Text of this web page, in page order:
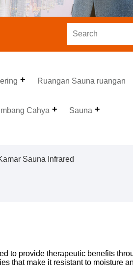
Ruangan Sauna ruangan
Cahya Sauna
Sauna Infrared
to provide therapeutic benefits
that make it resistant to moisture